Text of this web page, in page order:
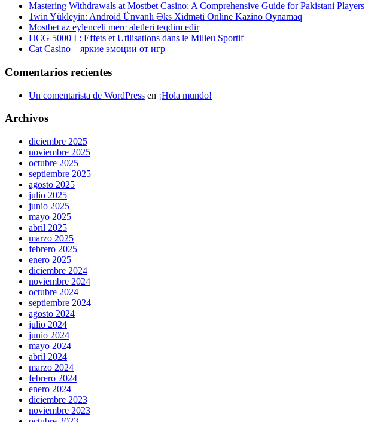
Mastering Withdrawals at Mostbet Casino: A Comprehensive Guide for Pakistani Players
1win Yükleyin: Android Ünvanlı Əks Xidməti Online Kazino Oynamaq
Mostbet az eylenceli merc aletleri teqdim edir
HCG 5000 I : Effets et Utilisations dans le Milieu Sportif
Cat Casino – яркие эмоции от игр
Comentarios recientes
Un comentarista de WordPress en ¡Hola mundo!
Archivos
diciembre 2025
noviembre 2025
octubre 2025
septiembre 2025
agosto 2025
julio 2025
junio 2025
mayo 2025
abril 2025
marzo 2025
febrero 2025
enero 2025
diciembre 2024
noviembre 2024
octubre 2024
septiembre 2024
agosto 2024
julio 2024
junio 2024
mayo 2024
abril 2024
marzo 2024
febrero 2024
enero 2024
diciembre 2023
noviembre 2023